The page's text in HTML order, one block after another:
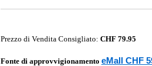
Prezzo di Vendita Consigliato: CHF 79.95
Fonte di approvvigionamento eMall CHF